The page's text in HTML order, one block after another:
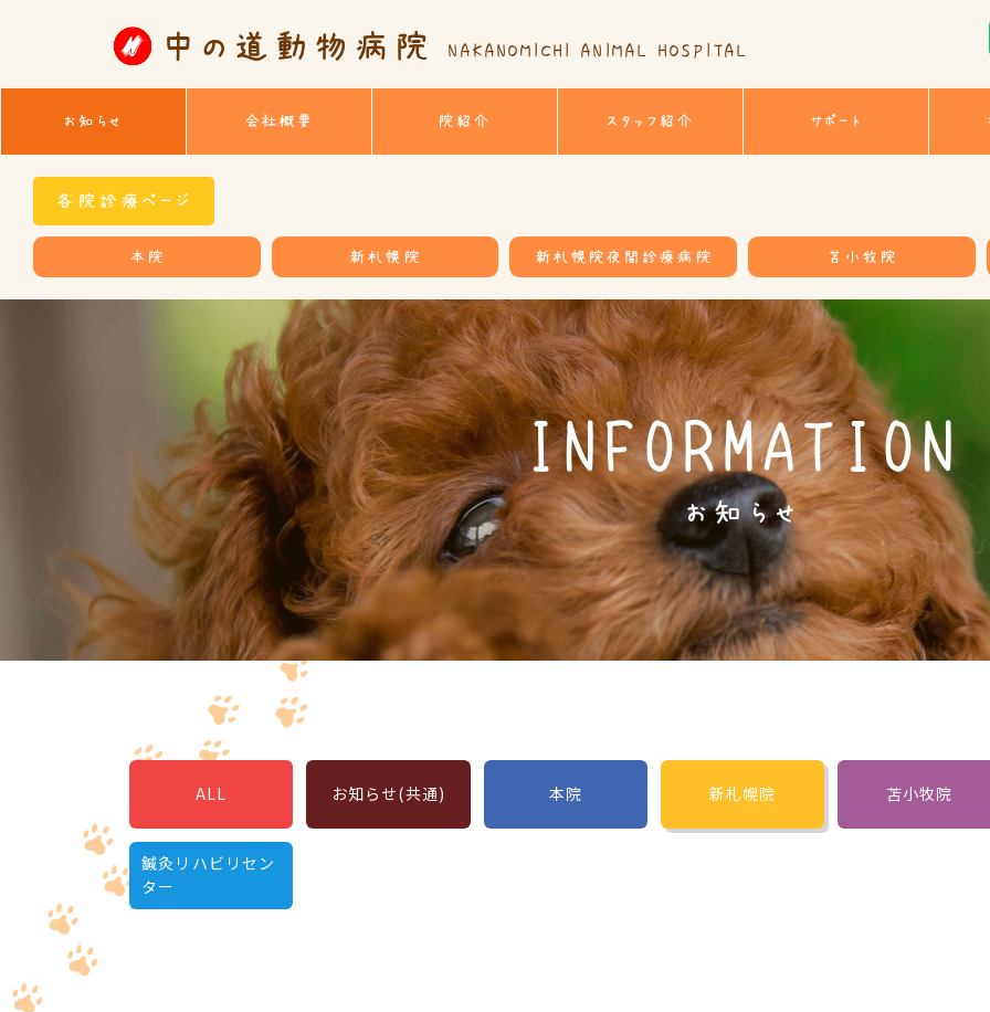
中の道動物病院 NAKANOMICHI ANIMAL HOSPITAL
お知らせ 会社概要 院紹介 スタッフ紹介 サポート
各院診療ページ
本院 新札幌院 新札幌院夜間診療病院 苫小牧院
お知らせ
INFORMATION
ALL お知らせ(共通) 本院 新札幌院 苫小牧院
鍼灸リハビリセン
ター